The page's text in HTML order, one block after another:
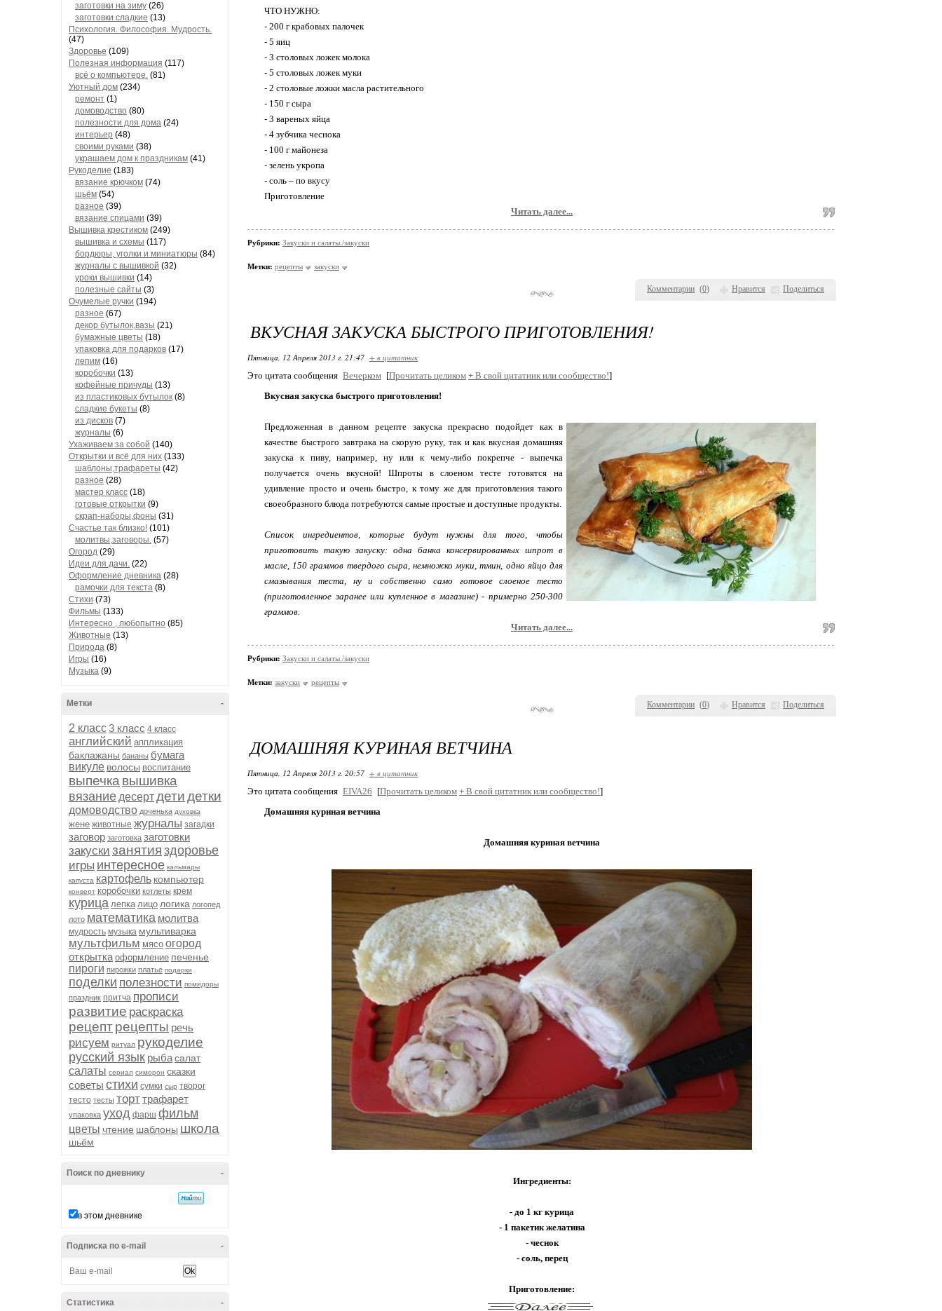
заготовки на зиму (26)
заготовки сладкие (13)
Психология. Философия. Мудрость.
(47)
Здоровье (109)
Полезная информация (117)
всё о компьютере. (81)
Уютный дом (234)
ремонт (1)
домоводство (80)
полезности для дома (24)
интерьер (48)
своими руками (38)
украшаем дом к праздникам (41)
Рукоделие (183)
вязание крючком (74)
шьём (54)
разное (39)
вязание спицами (39)
Вышивка крестиком (249)
вышивка и схемы (117)
бордюры, уголки и миниатюры (84)
журналы с вышивкой (32)
уроки вышивки (14)
полезные сайты (3)
Очумелые ручки (194)
разное (67)
декор бутылок,вазы (21)
бумажные цветы (18)
упаковка для подарков (17)
лепим (16)
коробочки (13)
кофейные причуды (13)
из пластиковых бутылок (8)
сладкие букеты (8)
из дисков (7)
журналы (6)
Ухаживаем за собой (140)
Открытки и всё для них (133)
шаблоны,трафареты (42)
разное (28)
мастер класс (18)
готовые открытки (9)
скрап-наборы,фоны (31)
Счастье так близко! (101)
молитвы,заговоры. (57)
Огород (29)
Идеи для дачи. (22)
Оформление дневника (28)
рамочки для текста (8)
Стихи (73)
Фильмы (133)
Интересно , любопытно (85)
Животные (13)
Природа (8)
Игры (16)
Музыка (9)
-
Метки
2 класс3 класс 4 класс
английский аппликация
баклажаны бананы бумага
викуле волосы воспитание
выпечка вышивка
вязание десертдетидетки
домоводство доченька духовка
жене животные журналы загадки
заговор заготовка заготовки
закуски занятия здоровье
игры интересное кальмары
капуста картофель компьютер
конверт коробочки котлеты крем
курица лепка лицо логика логопед
лото математика молитва
мудрость музыка мультиварка
мультфильм мясо огород
открытка оформление печенье
пироги пирожки платье подарки
поделки полезности помидоры
праздник притча прописи
развитие раскраска
рецептрецепты речь
рисуем ритуал рукоделие
русский язык рыбасалат
салаты сериал симорон сказки
советы стихи сумки сыр творог
тесто тесты торттрафарет
упаковка уход фарш фильм
цветы чтение шаблоны школа
шьём
-
Поиск по дневнику
в этом дневнике
-
Подписка по e-mail
-
Статистика
Комментарии (0) Нравится Поделиться
ЧТО НУЖНО:
- 200 г крабовых палочек
- 5 яиц
- 3 столовых ложек молока
- 5 столовых ложек муки
- 2 столовые ложки масла растительного
- 150 г сыра
- 3 вареных яйца
- 4 зубчика чеснока
- 100 г майонеза
- зелень укропа
- соль – по вкусу
Приготовление
Читать далее...
Рубрики: Закуски и салаты./закуски
Метки: рецепты закуски
Комментарии (0) Нравится Поделиться
ВКУСНАЯ ЗАКУСКА БЫСТРОГО ПРИГОТОВЛЕНИЯ!
Пятница, 12 Апреля 2013 г. 21:47 + в цитатник
Это цитата сообщения Вечерком [Прочитать целиком + В свой цитатник или сообщество!]
Вкусная закуска быстрого приготовления!
Предложенная в данном рецепте закуска прекрасно подойдет как в
качестве быстрого завтрака на скорую руку, так и как вкусная домашняя
закуска к пиву, например, ну или к чему-либо покрепче - выпечка
получается очень вкусной! Шпроты в слоеном тесте готовятся на
удивление просто и очень быстро, к тому же для приготовления такого
своеобразного блюда потребуются самые простые и доступные продукты.
Список ингредиентов, которые будут нужны для того, чтобы
приготовить такую закуску: одна банка консервированных шпрот в
масле, 150 граммов твердого сыра, немножко муки, тмин, одно яйцо для
смазывания теста, ну и собственно само готовое слоеное тесто
(приготовленное заранее или купленное в магазине) - примерно 250-300
граммов.
Читать далее...
Рубрики: Закуски и салаты./закуски
Метки: закуски рецепты
ДОМАШНЯЯ КУРИНАЯ ВЕТЧИНА
Пятница, 12 Апреля 2013 г. 20:57 + в цитатник
Это цитата сообщения EIVA26 [Прочитать целиком + В свой цитатник или сообщество!]
Домашняя куриная ветчина
Домашняя куриная ветчина
Ингредиенты:
- до 1 кг курица
- 1 пакетик желатина
- чеснок
- соль, перец
Приготовление: